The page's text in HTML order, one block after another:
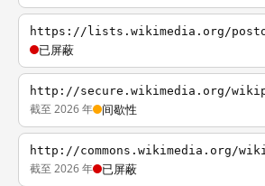
https://lists.wikimedia.org/
已屏蔽
http://secure.wikimedia.org/
截至 2026 年 间歇性
http://commons.wikimedia.org/
截至 2026 年 已屏蔽